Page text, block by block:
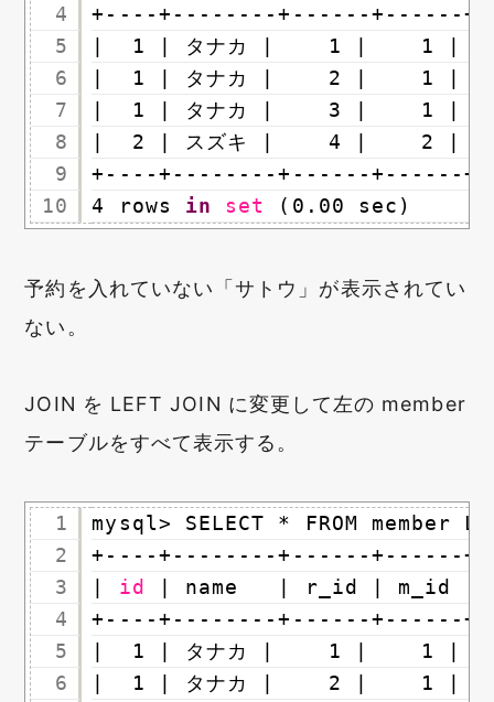
4
5
6
7
8
9
10
+----+--------+------+------
|  1 | タナカ |    1 |    1 |
|  1 | タナカ |    2 |    1 |
|  1 | タナカ |    3 |    1 |
|  2 | スズキ |    4 |    2 |
+----+--------+------+------
4 rows in set (0.00 sec)
予約を入れていない「サトウ」が表示されてい
ない。
JOIN を LEFT JOIN に変更して左の member
テーブルをすべて表示する。
1
2
3
4
5
6
mysql> SELECT * FROM member
+----+--------+------+------
id
| name   | r_id | m_id |
+----+--------+------+------
|  1 | タナカ |    1 |    1 |
|  1 | タナカ |    2 |    1 |